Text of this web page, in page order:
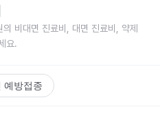
의 비대면 진료비, 대면 진료비, 약제
요.
예방접종